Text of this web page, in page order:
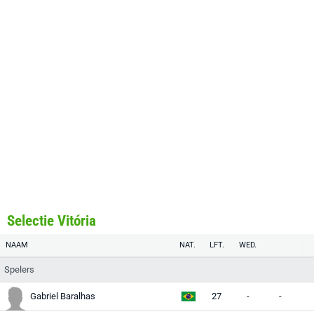
Selectie Vitória
NAAM NAT. LFT. WED.
Spelers
Gabriel Baralhas 27 - -